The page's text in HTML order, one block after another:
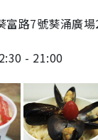
富路7號葵涌廣
- 21:00